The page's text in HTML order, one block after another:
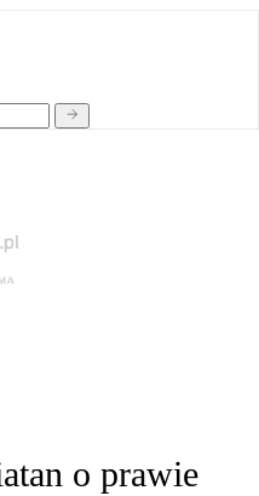
o prawie